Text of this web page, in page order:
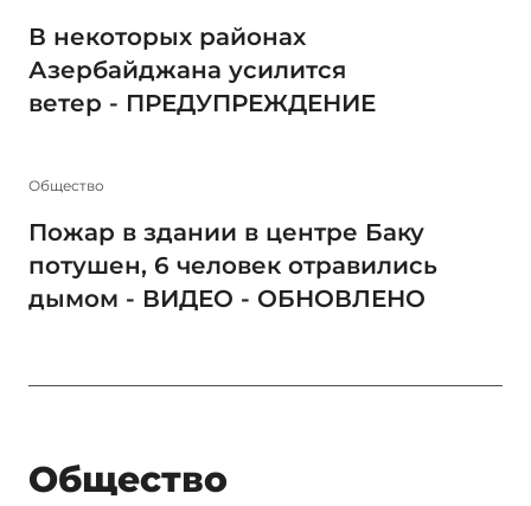
В некоторых районах
Азербайджана усилится
ветер - ПРЕДУПРЕЖДЕНИЕ
Общество
Пожар в здании в центре Баку
потушен, 6 человек отравились
дымом - ВИДЕО - ОБНОВЛЕНО
Общество